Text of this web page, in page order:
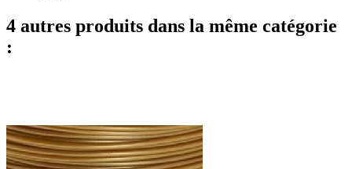
4 autres produits dans la même catégorie
: